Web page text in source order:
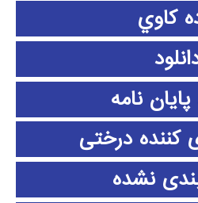
كاوي
پايان نامه
کننده درختی
نشده